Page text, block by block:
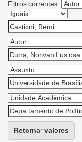
Filtros correntes:
Retornar valores